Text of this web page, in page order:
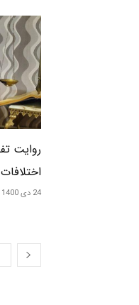
روایت
24 دی 1400